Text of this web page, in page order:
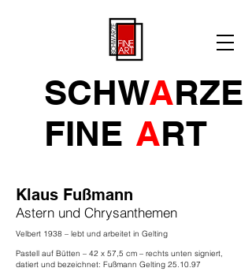
SCHWARZE
FINE ART
Klaus Fußmann
Astern und Chrysanthemen
Velbert 1938 – lebt und arbeitet in Gelting
Pastell auf Bütten – 42 x 57,5 cm – rechts unten signiert,
datiert und bezeichnet: Fußmann Gelting 25.10.97